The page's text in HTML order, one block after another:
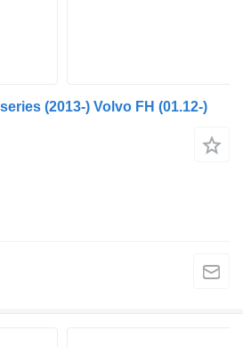
(2013-) Volvo FH (01.12-)